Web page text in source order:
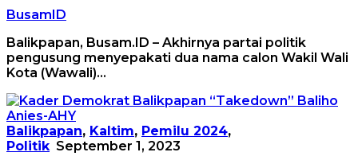
BusamID
Balikpapan, Busam.ID – Akhirnya partai politik
pengusung menyepakati dua nama calon Wakil Wali
Kota (Wawali)…
Balikpapan, Kaltim, Pemilu 2024,
Politik September 1, 2023